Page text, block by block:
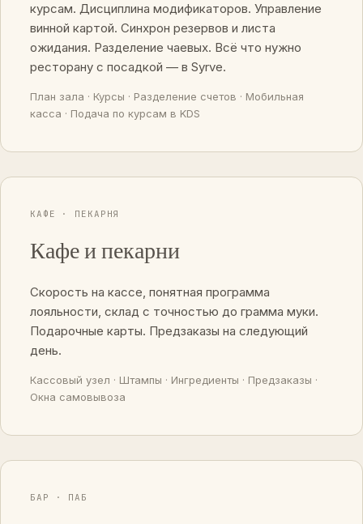
курсам. Дисциплина модификаторов. Управление
винной картой. Синхрон резервов и листа
ожидания. Разделение чаевых. Всё что нужно
ресторану с посадкой — в Syrve.
План зала · Курсы · Разделение счетов · Мобильная
касса · Подача по курсам в KDS
КАФЕ · ПЕКАРНЯ
Кафе и пекарни
Скорость на кассе, понятная программа
лояльности, склад с точностью до грамма муки.
Подарочные карты. Предзаказы на следующий
день.
Кассовый узел · Штампы · Ингредиенты · Предзаказы ·
Окна самовывоза
БАР · ПАБ